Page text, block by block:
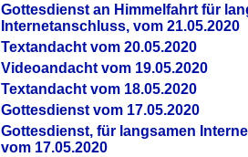
Gottesdienst an Himmelfahrt für
Internetanschluss, vom 21.05.2020
Textandacht vom 20.05.2020
Videoandacht vom 19.05.2020
Textandacht vom 18.05.2020
Gottesdienst vom 17.05.2020
Gottesdienst, für langsamen
vom 17.05.2020